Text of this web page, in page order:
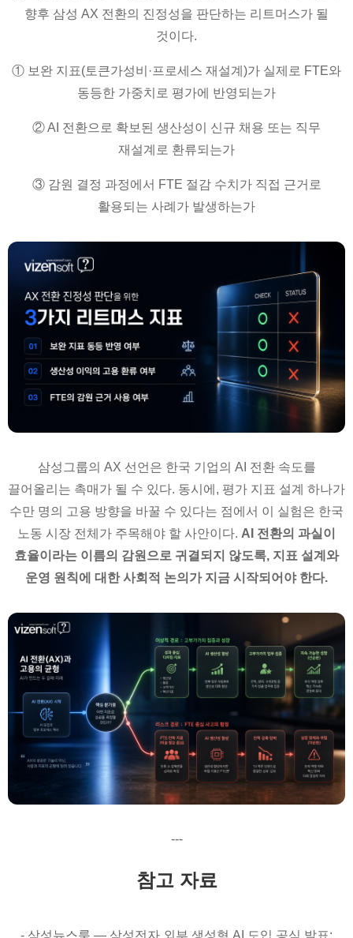
향후 삼성 AX 전환의 진정성을 판단하는 리트머스가 될
것이다.
① 보완 지표(토큰가성비·프로세스 재설계)가 실제로 FTE와
동등한 가중치로 평가에 반영되는가
② AI 전환으로 확보된 생산성이 신규 채용 또는 직무
재설계로 환류되는가
③ 감원 결정 과정에서 FTE 절감 수치가 직접 근거로
활용되는 사례가 발생하는가
삼성그룹의 AX 선언은 한국 기업의 AI 전환 속도를
끌어올리는 촉매가 될 수 있다. 동시에, 평가 지표 설계 하나가
수만 명의 고용 방향을 바꿀 수 있다는 점에서 이 실험은 한국
노동 시장 전체가 주목해야 할 사안이다. AI 전환의 과실이
효율이라는 이름의 감원으로 귀결되지 않도록, 지표 설계와
운영 원칙에 대한 사회적 논의가 지금 시작되어야 한다.
---
참고 자료
- 삼성뉴스룸 — 삼성전자 외부 생성형 AI 도입 공식 발표: